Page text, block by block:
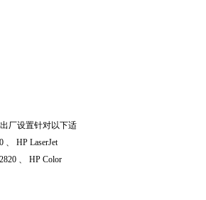
厂设置针对以下适
、
HP LaserJet
、 HP Color